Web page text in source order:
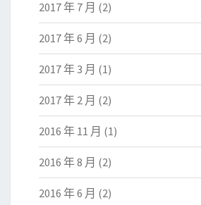
2017 年 7 月 (2)
2017 年 6 月 (2)
2017 年 3 月 (1)
2017 年 2 月 (2)
2016 年 11 月 (1)
2016 年 8 月 (2)
2016 年 6 月 (2)